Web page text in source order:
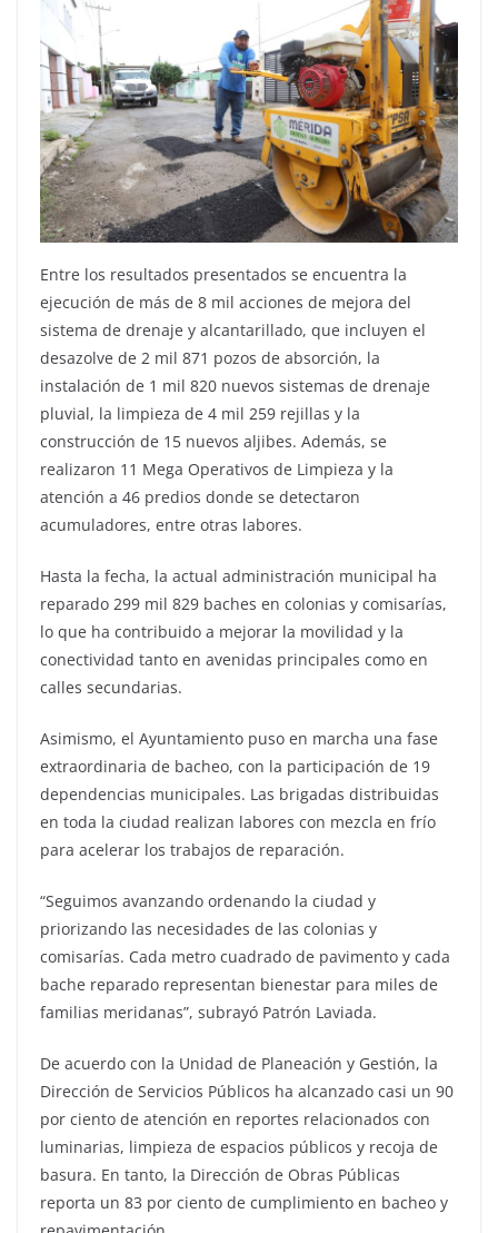
Entre los resultados presentados se encuentra la
ejecución de más de 8 mil acciones de mejora del
sistema de drenaje y alcantarillado, que incluyen el
desazolve de 2 mil 871 pozos de absorción, la
instalación de 1 mil 820 nuevos sistemas de drenaje
pluvial, la limpieza de 4 mil 259 rejillas y la
construcción de 15 nuevos aljibes. Además, se
realizaron 11 Mega Operativos de Limpieza y la
atención a 46 predios donde se detectaron
acumuladores, entre otras labores.
Hasta la fecha, la actual administración municipal ha
reparado 299 mil 829 baches en colonias y comisarías,
lo que ha contribuido a mejorar la movilidad y la
conectividad tanto en avenidas principales como en
calles secundarias.
Asimismo, el Ayuntamiento puso en marcha una fase
extraordinaria de bacheo, con la participación de 19
dependencias municipales. Las brigadas distribuidas
en toda la ciudad realizan labores con mezcla en frío
para acelerar los trabajos de reparación.
“Seguimos avanzando ordenando la ciudad y
priorizando las necesidades de las colonias y
comisarías. Cada metro cuadrado de pavimento y cada
bache reparado representan bienestar para miles de
familias meridanas”, subrayó Patrón Laviada.
De acuerdo con la Unidad de Planeación y Gestión, la
Dirección de Servicios Públicos ha alcanzado casi un 90
por ciento de atención en reportes relacionados con
luminarias, limpieza de espacios públicos y recoja de
basura. En tanto, la Dirección de Obras Públicas
reporta un 83 por ciento de cumplimiento en bacheo y